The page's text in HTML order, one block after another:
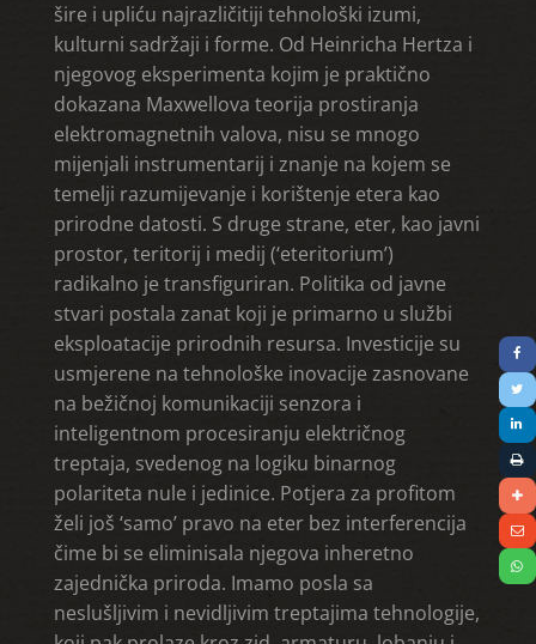
šire i upliću najrazličitiji tehnološki izumi,
kulturni sadržaji i forme. Od Heinricha Hertza i
njegovog eksperimenta kojim je praktično
dokazana Maxwellova teorija prostiranja
elektromagnetnih valova, nisu se mnogo
mijenjali instrumentarij i znanje na kojem se
temelji razumijevanje i korištenje etera kao
prirodne datosti. S druge strane, eter, kao javni
prostor, teritorij i medij (‘eteritorium’)
radikalno je transfiguriran. Politika od javne
stvari postala zanat koji je primarno u službi
eksploatacije prirodnih resursa. Investicije su
usmjerene na tehnološke inovacije zasnovane
na bežičnoj komunikaciji senzora i
inteligentnom procesiranju električnog
treptaja, svedenog na logiku binarnog
polariteta nule i jedinice. Potjera za profitom
želi još ‘samo’ pravo na eter bez interferencija
čime bi se eliminisala njegova inheretno
zajednička priroda. Imamo posla sa
neslušljivim i nevidljivim treptajima tehnologije,